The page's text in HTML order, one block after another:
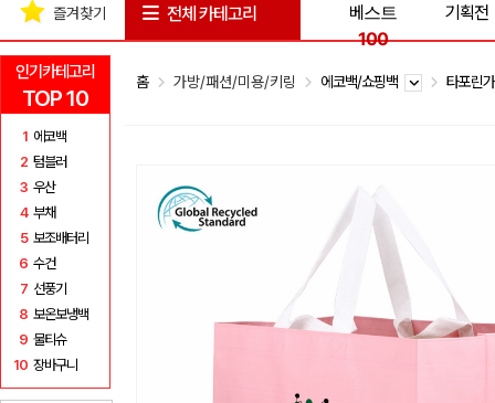
인기카테고리
TOP 10
1 에코백
2 텀블러
3 우산
4 부채
5 보조배터리
6 수건
7 선풍기
8 보온보냉백
9 물티슈
10 장바구니
즐겨찾기 전체 카테고리
베스트
100
기획전
홈 가방/패션/미용/키링 에코백/쇼핑백 타포린